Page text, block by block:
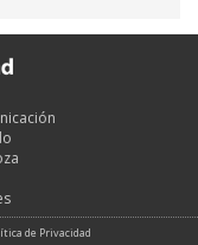
de Privacidad